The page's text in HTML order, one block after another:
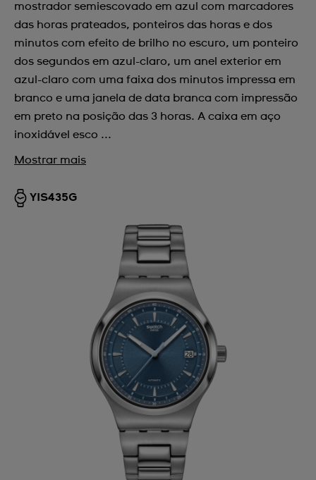
mostrador semiescovado em azul com marcadores
das horas prateados, ponteiros das horas e dos
minutos com efeito de brilho no escuro, um ponteiro
dos segundos em azul-claro, um anel exterior em
azul-claro com uma faixa dos minutos impressa em
branco e uma janela de data branca com impressão
em preto na posição das 3 horas. A caixa em aço
inoxidável esco ...
Mostrar mais
YIS435G